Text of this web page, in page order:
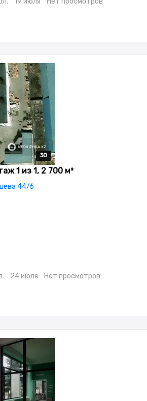
30
30
30
30
30
1 из 1, 2 700 м²
44/6
24 июля Нет просмотров